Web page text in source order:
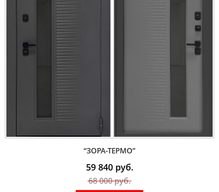
“ЗОРА-ТЕРМО”
59 840руб.
68 000руб.